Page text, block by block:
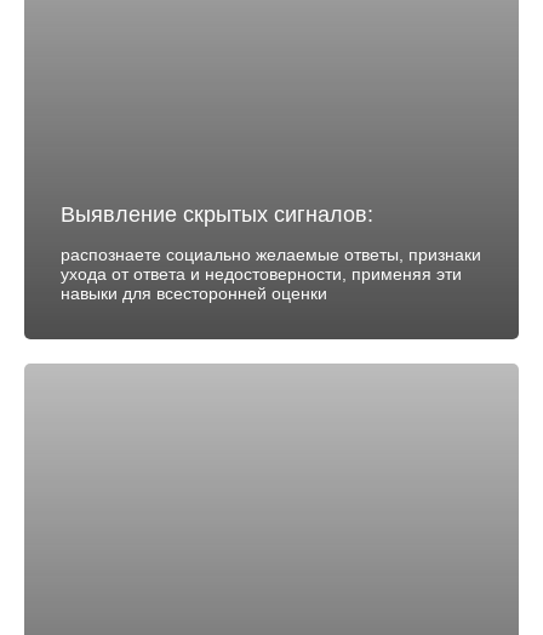
Выявление скрытых сигналов:
распознаете социально желаемые ответы, признаки
ухода от ответа и недостоверности, применяя эти
навыки для всесторонней оценки